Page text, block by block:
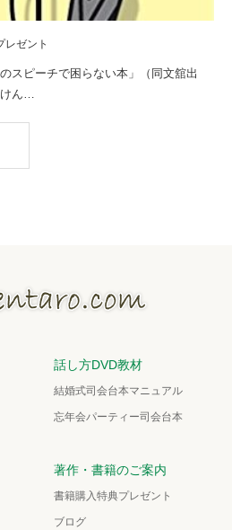
レゼント
スピーチで困らない本」（同文舘出
ん…
話し方DVD教材
結婚式司会台本マニュアル
忘年会パーティー司会台本
著作・書籍のご案内
書籍購入特典プレゼント
ブログ